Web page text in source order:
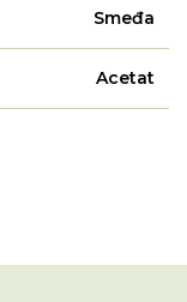
Smeđa
Acetat